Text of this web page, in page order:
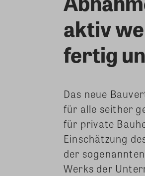
aktiv
fertig
Das neue
für alle seither
für private
Einschätzung
der
Werks der